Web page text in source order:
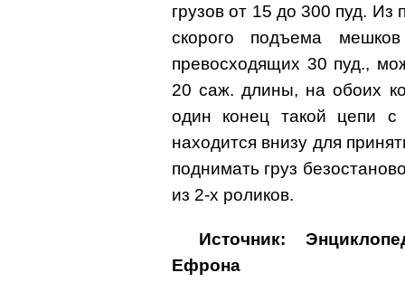
грузов от 15 до 300 пуд. Из
скорого подъема
превосходящих 30 пуд.,
20 саж. длины, на обоих
один конец такой цепи с
находится внизу для
поднимать груз
из 2-х роликов.
Источник:
Ефрона